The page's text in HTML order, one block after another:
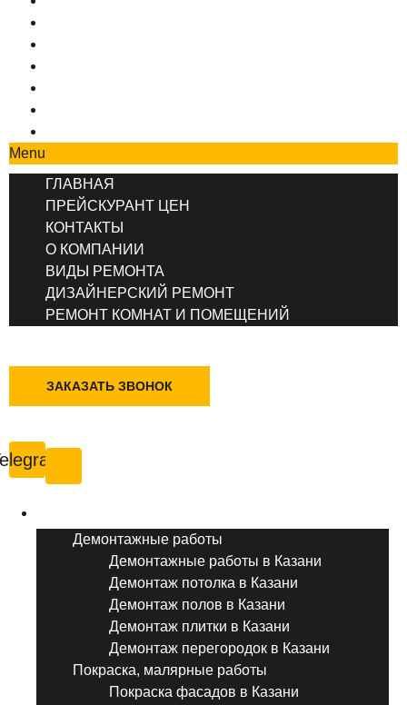
Menu
ГЛАВНАЯ
ПРЕЙСКУРАНТ ЦЕН
КОНТАКТЫ
О КОМПАНИИ
ВИДЫ РЕМОНТА
ДИЗАЙНЕРСКИЙ РЕМОНТ
РЕМОНТ КОМНАТ И ПОМЕЩЕНИЙ
ЗАКАЗАТЬ ЗВОНОК
Демонтажные работы
Демонтажные работы в Казани
Демонтаж потолка в Казани
Демонтаж полов в Казани
Демонтаж плитки в Казани
Демонтаж перегородок в Казани
Покраска, малярные работы
Покраска фасадов в Казани